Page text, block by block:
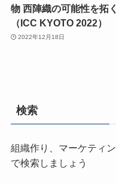
物 西陣織の可能性を拓く
（ICC KYOTO 2022）
2022年12月18日
検索
組織作り、マーケティ
で検索しましょう